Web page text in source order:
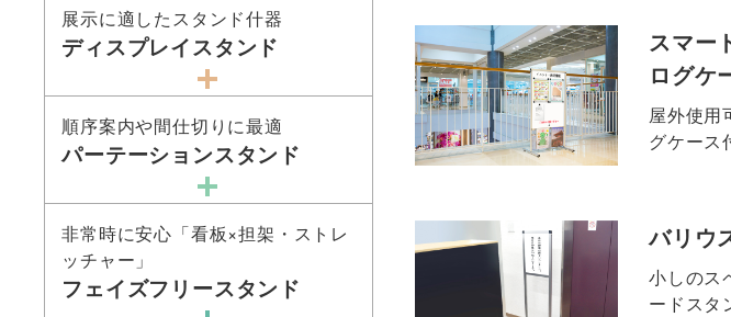
スマー
ログケ
屋外使用
グケース
バリウ
小しのス
ードスタ
展示に適したスタンド什器
ディスプレイスタンド
順序案内や間仕切りに最適
パーテーションスタンド
非常時に安心「看板×担架・ストレ
ッチャー」
フェイズフリースタンド